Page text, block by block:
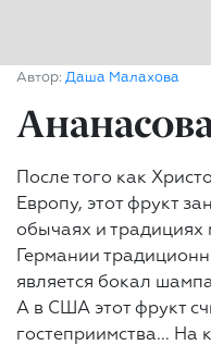
Автор: Даша Малахова
После того как
Европу, этот фрукт
обычаях и традициях
Германии
является бокал
А в США этот фрукт
гостеприимства... На